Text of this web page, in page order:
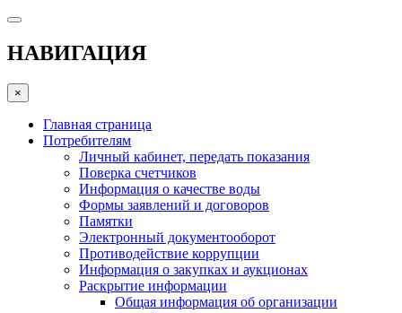
НАВИГАЦИЯ
×
Главная страница
Потребителям
Личный кабинет, передать показания
Поверка счетчиков
Информация о качестве воды
Формы заявлений и договоров
Памятки
Электронный документооборот
Противодействие коррупции
Информация о закупках и аукционах
Раскрытие информации
Общая информация об организации